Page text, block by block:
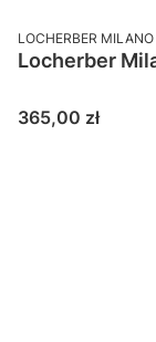
PRODUCENT
LOCHERBER MILANO
Locherber
Cena
365,00 zł